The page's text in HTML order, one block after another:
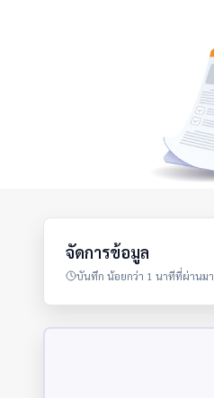
จัดการข้อมูล
บันทึก น้อยกว่า 1 นาทีที่ผ่านมา